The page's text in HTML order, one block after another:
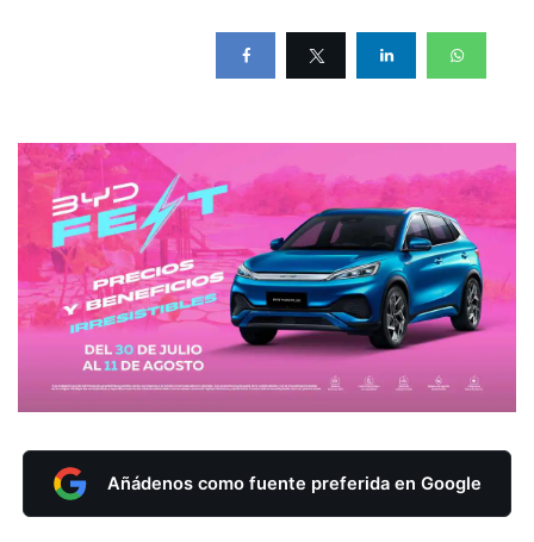
Añádenos como fuente preferida en Google